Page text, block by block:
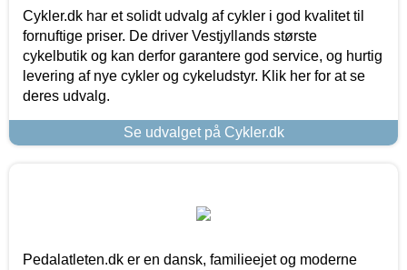
Cykler.dk har et solidt udvalg af cykler i god kvalitet til
fornuftige priser. De driver Vestjyllands største
cykelbutik og kan derfor garantere god service, og hurtig
levering af nye cykler og cykeludstyr. Klik her for at se
deres udvalg.
Se udvalget på Cykler.dk
Pedalatleten.dk er en dansk, familieejet og moderne